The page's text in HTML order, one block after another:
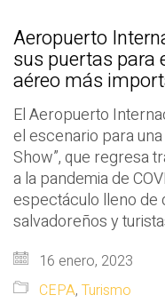
Aeropuerto
sus puertas para
aéreo más
El Aeropuerto
el escenario para
Show”, que regresa
a la pandemia de
espectáculo lleno de
salvadoreños y
16 enero, 2023
CEPA, Turismo